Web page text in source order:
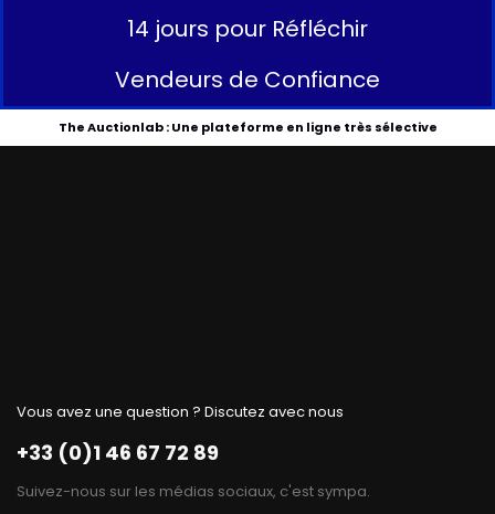
14 jours pour Réfléchir
Vendeurs de Confiance
The Auctionlab : Une plateforme en ligne très sélective
Vous avez une question ? Discutez avec nous
+33 (0)1 46 67 72 89
Suivez-nous sur les médias sociaux, c'est sympa.